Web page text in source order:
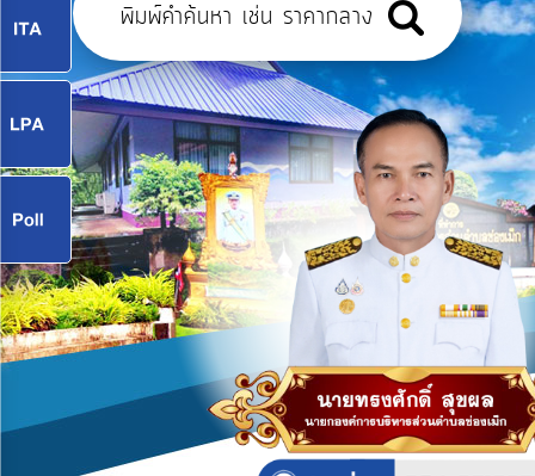
บุคลากร
แผน
ยุทธศาสตร์
ข่าวสาร
กิจการ
สภา
บริการ
ข้อมูล
เปิด
ข้อมูล